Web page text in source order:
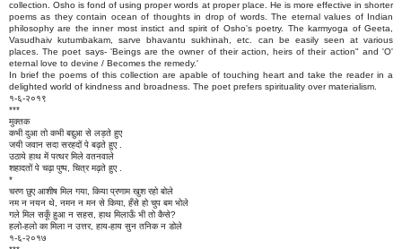
collection. Osho is fond of using proper words at proper place. He is more effective in shorter
poems as they contain ocean of thoughts in drop of words. The eternal values of Indian
philosophy are the inner most instict and spirit of Osho's poetry. The karmyoga of Geeta,
Vasudhaiv kutumbakam, sarve bhavantu sukhinah, etc. can be easily seen at various
places. The poet says- 'Beings are the owner of their action, heirs of their action" and 'O'
eternal love to devine / Becomes the remedy.'
In brief the poems of this collection are apable of touching heart and take the reader in a
delighted world of kindness and broadness. The poet prefers spirituality over materialism.
१-६-२०१९
***
मुक्तक
कभी दुआ तो कभी बद्दुआ से लड़ते हुए
जयी जवान सदा सरहदों पे बढ़ते हुए .
उठाये हाथ में पत्थर मिले वतनवाले
शहादतों पे चढ़ा पुष्प, चित्र मढ़ते हुए .
*
चरण छुए आशीष मिल गया, किया प्रणाम खुश रहो बोले
नम न नयन थे, नमन न मन से किया, हँसे हो चुप बम भोले
गले मिल सकूँ हुआ न सहस, हाथ मिलाऊँ भी तो कैसे?
हलो-हलो का मिला न उत्तर, हाय-हाय सुन तनिक न डोले
१-६-२०१७